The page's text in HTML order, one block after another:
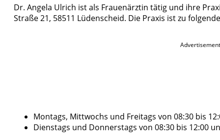
Dr. Angela Ulrich ist als Frauenärztin tätig und ihre
Straße 21, 58511 Lüdenscheid. Die Praxis ist zu
Advertisement
Montags, Mittwochs und Freitags von 08:30 bis
Dienstags und Donnerstags von 08:30 bis 12:00